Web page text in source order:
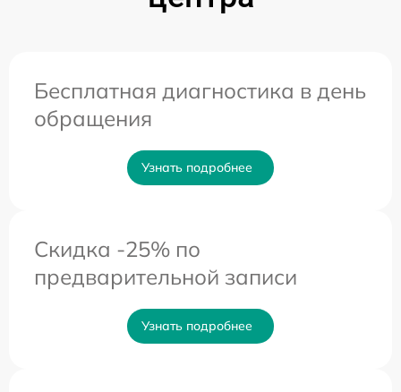
Бесплатная диагностика в день
обращения
Узнать подробнее
Скидка -25% по
предварительной записи
Узнать подробнее